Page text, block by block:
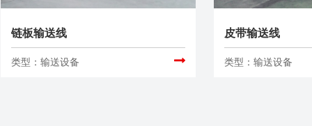
链板输送线
类型：输送设备
皮带输送线
类型：输送设备